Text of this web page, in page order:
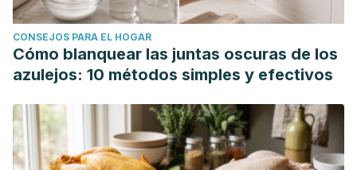
CONSEJOS PARA EL HOGAR
Cómo blanquear las juntas oscuras de los
azulejos: 10 métodos simples y efectivos